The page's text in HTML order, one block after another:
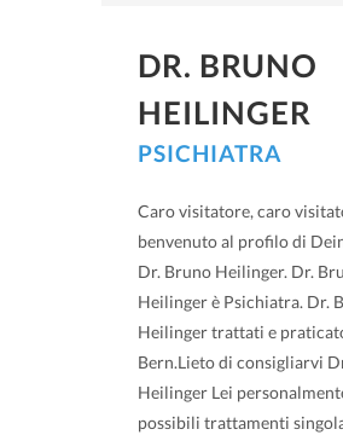
DR. BRUNO
HEILINGER
PSICHIATRA
Caro visitatore, caro
benvenuto al profilo di
Dr. Bruno Heilinger. Dr.
Heilinger è Psichiatra. Dr.
Heilinger trattati e
Bern.Lieto di consigliarvi
Heilinger Lei
possibili trattamenti